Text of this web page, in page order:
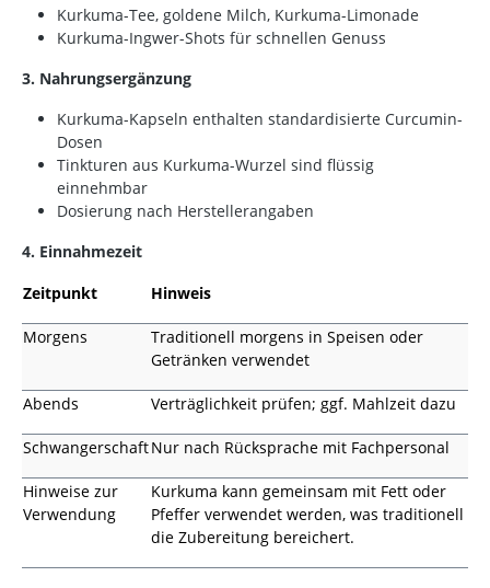
Kurkuma-Tee, goldene Milch, Kurkuma-Limonade
Kurkuma-Ingwer-Shots für schnellen Genuss
3. Nahrungsergänzung
Kurkuma-Kapseln enthalten standardisierte Curcumin-
Dosen
Tinkturen aus Kurkuma-Wurzel sind flüssig
einnehmbar
Dosierung nach Herstellerangaben
4. Einnahmezeit
Zeitpunkt
Hinweis
Morgens
Traditionell morgens in Speisen oder
Getränken verwendet
Abends Verträglichkeit prüfen; ggf. Mahlzeit dazu
SchwangerschaftNur nach Rücksprache mit Fachpersonal
Hinweise zur
Verwendung
Kurkuma kann gemeinsam mit Fett oder
Pfeffer verwendet werden, was traditionell
die Zubereitung bereichert.